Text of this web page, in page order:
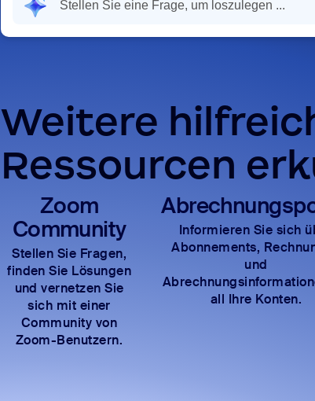
Weitere
Ressourcen
Zoom
Community
Stellen Sie Fragen,
finden Sie Lösungen
und vernetzen Sie
sich mit einer
Community von
Zoom-Benutzern.
Informieren Sie sich
Abonnements,
und
all Ihre Konten.